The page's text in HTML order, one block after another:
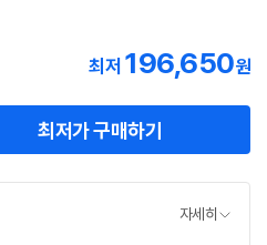
최저 196,650원
최저가 구매하기
자세히